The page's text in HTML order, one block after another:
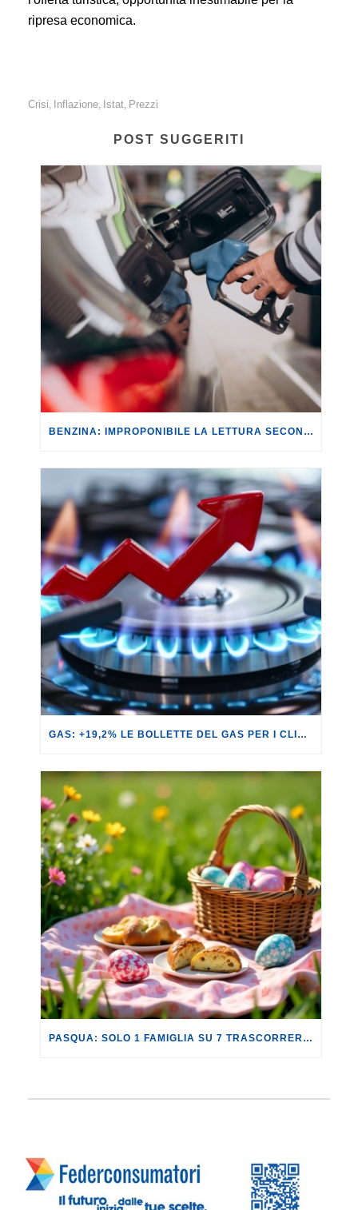
ripresa economica.
Crisi, Inflazione, Istat, Prezzi
POST SUGGERITI
BENZINA: IMPROPONIBILE LA LETTURA SECONDO CUI PROROGARE IL TAGLIO DELLE ACCISE SIGNIFICA TASSARE TUTTI I CITTADINI.
GAS: +19,2% LE BOLLETTE DEL GAS PER I CLIENTI IN SERVIZIO DI VULNERABILITÀ.
PASQUA: SOLO 1 FAMIGLIA SU 7 TRASCORRERÀ QUESTA FESTIVITÀ LONTANO DA CASA.